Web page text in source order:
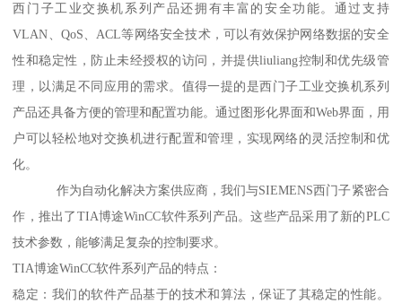
西门子工业交换机系列产品还拥有丰富的安全功能。通过支持
VLAN、QoS、ACL等网络安全技术，可以有效保护网络数据的安全
性和稳定性，防止未经授权的访问，并提供liuliang控制和优先级管
理，以满足不同应用的需求。值得一提的是西门子工业交换机系列
产品还具备方便的管理和配置功能。通过图形化界面和Web界面，用
户可以轻松地对交换机进行配置和管理，实现网络的灵活控制和优
化。
作为自动化解决方案供应商，我们与SIEMENS西门子紧密合
作，推出了TIA博途WinCC软件系列产品。这些产品采用了新的PLC
技术参数，能够满足复杂的控制要求。
TIA博途WinCC软件系列产品的特点：
稳定：我们的软件产品基于的技术和算法，保证了其稳定的性能。